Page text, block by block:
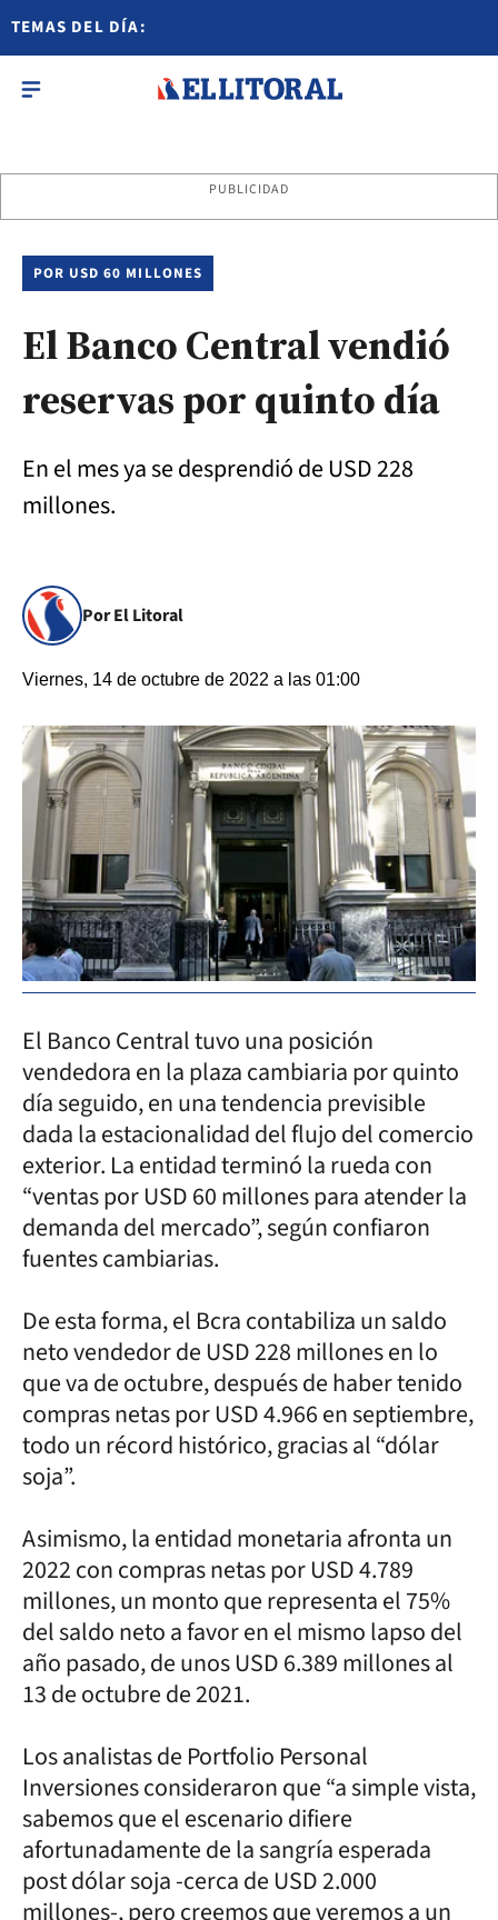
TEMAS DEL DÍA:
PUBLICIDAD
POR USD 60 MILLONES
El Banco Central vendió
reservas por quinto día
En el mes ya se desprendió de USD 228
millones.
Por El Litoral
Viernes, 14 de octubre de 2022 a las 01:00
El Banco Central tuvo una posición
vendedora en la plaza cambiaria por quinto
día seguido, en una tendencia previsible
dada la estacionalidad del flujo del comercio
exterior. La entidad terminó la rueda con
“ventas por USD 60 millones para atender la
demanda del mercado”, según confiaron
fuentes cambiarias.
De esta forma, el Bcra contabiliza un saldo
neto vendedor de USD 228 millones en lo
que va de octubre, después de haber tenido
compras netas por USD 4.966 en septiembre,
todo un récord histórico, gracias al “dólar
soja”.
Asimismo, la entidad monetaria afronta un
2022 con compras netas por USD 4.789
millones, un monto que representa el 75%
del saldo neto a favor en el mismo lapso del
año pasado, de unos USD 6.389 millones al
13 de octubre de 2021.
Los analistas de Portfolio Personal
Inversiones consideraron que “a simple vista,
sabemos que el escenario difiere
afortunadamente de la sangría esperada
post dólar soja -cerca de USD 2.000
millones-, pero creemos que veremos a un